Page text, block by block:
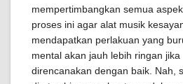
mempertimbangkan semua
proses ini agar alat musik
mendapatkan perlakuan yang
mental akan jauh lebih ringan jika
direncanakan dengan baik. Nah,